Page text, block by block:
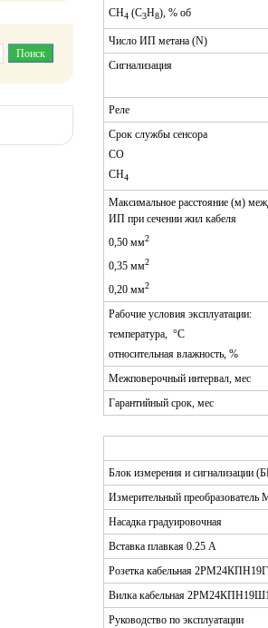
СН4 (С3Н8), % об
Число ИП метана (N)
Сигнализация
Реле
Срок службы сенсора
СО
СН4
Максимальное расстояние (м)
ИП при сечении жил кабеля
0,50 мм2
0,35 мм2
0,20 мм2
Рабочие условия эксплуатации:
температура, °С
относительная влажность, %
Межповерочный интервал, мес
Гарантийный срок, мес
Блок измерения и сигнализации
Измерительный
Насадка градуировочная
Вставка плавкая 0.25 А
Розетка кабельная
Вилка кабельная
Руководство по эксплуатации